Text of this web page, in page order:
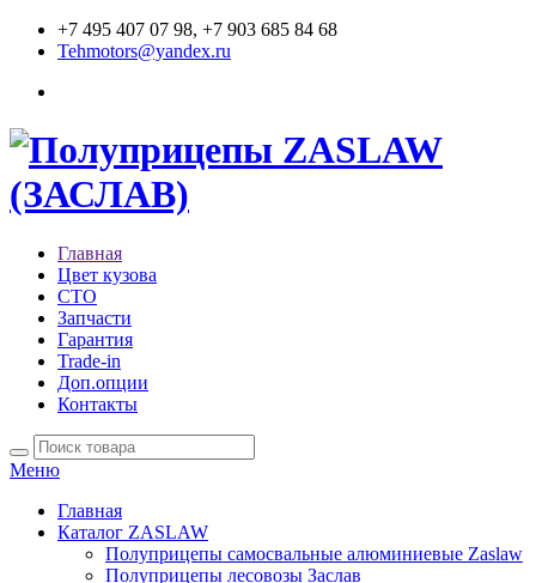
+7 495 407 07 98, +7 903 685 84 68
Tehmotors@yandex.ru
Главная
Цвет кузова
СТО
Запчасти
Гарантия
Trade-in
Доп.опции
Контакты
Меню
Главная
Каталог ZASLAW
Полуприцепы самосвальные алюминиевые Zaslaw
Полуприцепы лесовозы Заслав